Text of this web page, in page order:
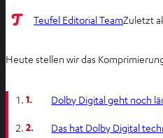
Teufel Editorial TeamZuletzt
Heute stellen wir das
1. Dolby Digital geht noch
2. Das hat Dolby Digital